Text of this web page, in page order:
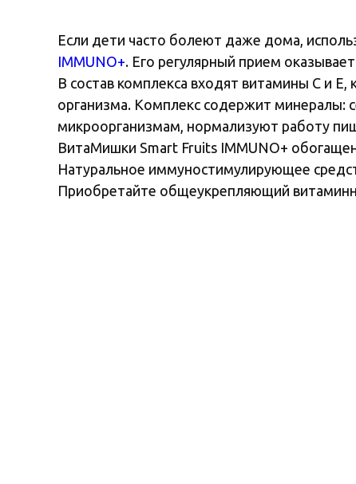
Если дети часто болеют даже дома,
IMMUNO+. Его регулярный прием
В состав комплекса входят витамины С и
организма. Комплекс содержит минералы:
микроорганизмам, нормализуют работу
ВитаМишки Smart Fruits IMMUNO+
Натуральное иммуностимулирующее
Приобретайте общеукрепляющий